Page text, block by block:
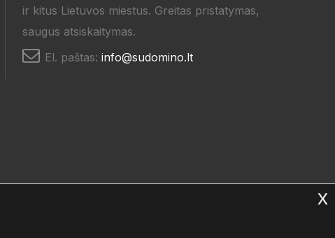
ir kitus Lietuvos miestus. Greitas pristatymas,
saugus atsiskaitymas.
El. paštas: info@sudomino.lt
x